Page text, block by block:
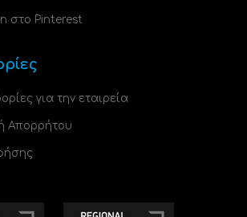
στο Pinterest
για την εταιρεία
Απορρήτου